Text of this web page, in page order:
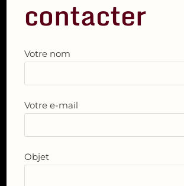
contacter
Votre nom
Votre e-mail
Objet